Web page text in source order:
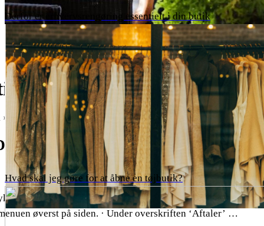
Derfor er erhvervsrengøring essentielt i din butik
Hvad skal jeg gøre for at åbne en tøjbutik?
skat danske bank
find-hjaelp › mine-oplysninger
Bank
via netbank · Log på Danske Netbank. · Klik på ‘e-Boks,
øverst på siden. · Under overskriften ‘Aftaler’ …